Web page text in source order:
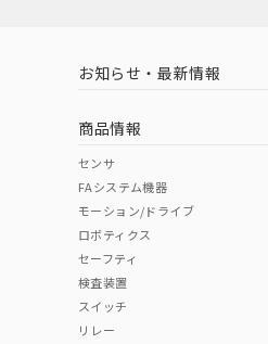
中国 RoHS 注意事項・凡例
中国 RoHS表
Pb Hg
お知らせ・最新情報
商品情報
センサ
FAシステム機器
モーション/ドライブ
ロボティクス
セーフティ
検査装置
スイッチ
リレー